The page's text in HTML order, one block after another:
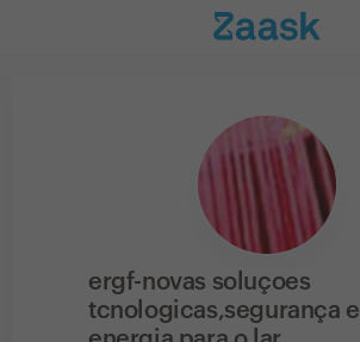
ergf-novas soluçoes
tcnologicas,segurança e